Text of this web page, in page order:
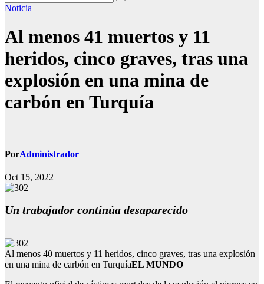
Noticia
Al menos 41 muertos y 11
heridos, cinco graves, tras una
explosión en una mina de
carbón en Turquía
PorAdministrador
Oct 15, 2022
Un trabajador continúa desaparecido
Al menos 40 muertos y 11 heridos, cinco graves, tras una explosión
en una mina de carbón en TurquíaEL MUNDO